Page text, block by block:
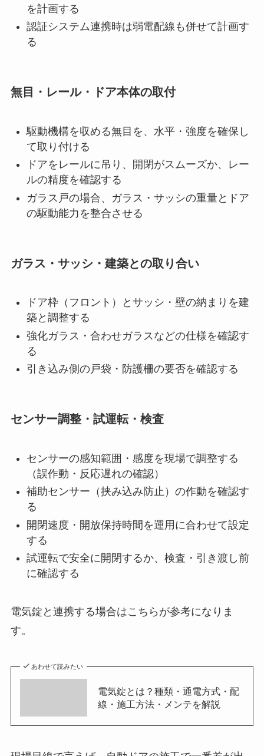
を計画する
認証システム連携時は弱電配線も併せて計画す
る
無目・レール・ドア本体の取付
駆動機構を収める無目を、水平・強度を確保し
て取り付ける
ドアをレールに吊り、開閉がスムーズか、レー
ルの精度を確認する
ガラス戸の場合、ガラス・サッシの重量とドア
の駆動能力を整合させる
ガラス・サッシ・建築との取り合い
ドア枠（フロント）とサッシ・壁の納まりを建
築と調整する
強化ガラス・合わせガラスなどの仕様を確認す
る
引き込み側の戸袋・防護柵の要否を確認する
センサー調整・試運転・検査
センサーの感知範囲・感度を現場で調整する
（誤作動・反応遅れの確認）
補助センサー（挟み込み防止）の作動を確認す
る
開閉速度・開放保持時間を運用に合わせて設定
する
試運転で安全に開閉するか、検査・引き渡し前
に確認する
電気錠と連携する場合はこちらが参考になりま
す。
あわせて読みたい
電気錠とは？種類・通電方式・配
線・施工方法・メンテを解説